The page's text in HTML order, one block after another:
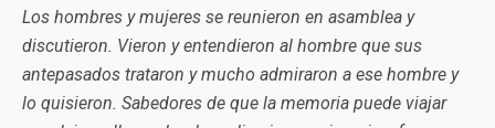
Los hombres y mujeres se reunieron en asamblea y
discutieron. Vieron y entendieron al hombre que sus
antepasados trataron y mucho admiraron a ese hombre y
lo quisieron. Sabedores de que la memoria puede viajar